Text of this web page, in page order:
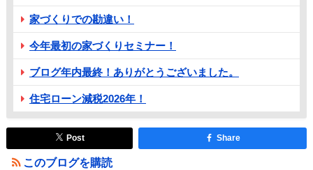
家づくりでの勘違い！
今年最初の家づくりセミナー！
ブログ年内最終！ありがとうございました。
住宅ローン減税2026年！
Post Share
このブログを購読